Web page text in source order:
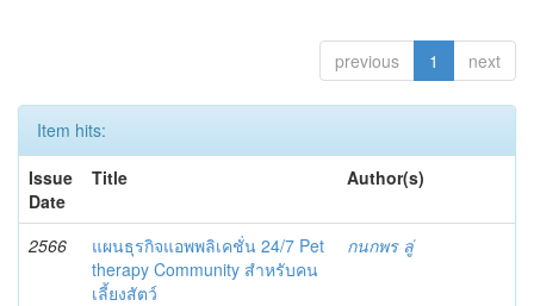
previous 1 next
Item hits:
Issue
Date
Title Author(s)
2566
แผนธุรกิจแอพพลิเคชั่น 24/7 Pet
therapy Community สำหรับคน
เลี้ยงสัตว์
กนกพร ลู่